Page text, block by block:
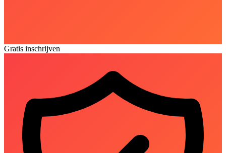
Gratis inschrijven